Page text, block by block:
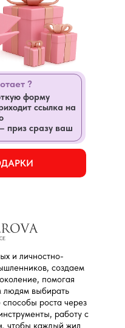
?
форму
ссылка на
приз сразу ваш
и личностно-
создаем
помогая
людям выбирать
роста через
работу с
чтобы каждый жил